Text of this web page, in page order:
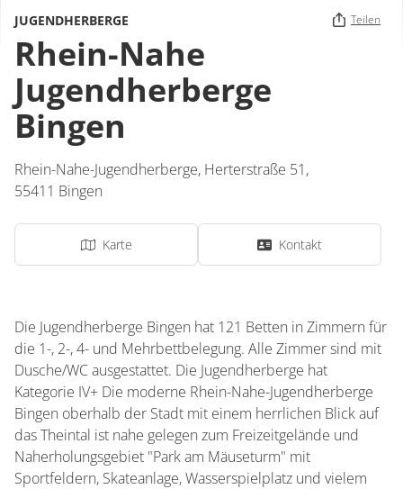
JUGENDHERBERGE Teilen
Rhein-Nahe
Jugendherberge
Bingen
Rhein-Nahe-Jugendherberge, Herterstraße 51,
55411 Bingen
Karte Kontakt
Die Jugendherberge Bingen hat 121 Betten in Zimmern für
die 1-, 2-, 4- und Mehrbettbelegung. Alle Zimmer sind mit
Dusche/WC ausgestattet. Die Jugendherberge hat
Kategorie IV+ Die moderne Rhein-Nahe-Jugendherberge
Bingen oberhalb der Stadt mit einem herrlichen Blick auf
das Theintal ist nahe gelegen zum Freizeitgelände und
Naherholungsgebiet "Park am Mäuseturm" mit
Sportfeldern, Skateanlage, Wasserspielplatz und vielem